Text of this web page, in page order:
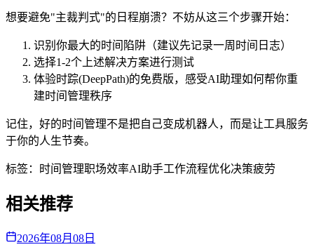
想要避免"主裁判式"的日程崩溃？不妨从这三个步骤开始：
识别你最大的时间陷阱（建议先记录一周时间日志）
选择1-2个上述解决方案进行测试
体验时踪(DeepPath)的免费版，感受AI助理如何帮你重
建时间管理秩序
记住，好的时间管理不是把自己变成机器人，而是让工具服务
于你的人生节奏。
标签： 时间管理职场效率AI助手工作流程优化决策疲劳
相关推荐
2026年08月08日